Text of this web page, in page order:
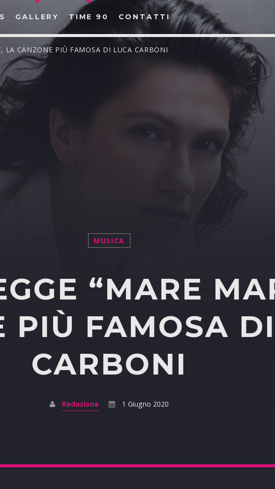
GALLERY TIME 90 CONTATTI
CERCA NEL SITO WEB:
LA CANZONE PIÙ FAMOSA DI LUCA CARBONI
MUSICA
“MARE
PIÙ FAMOSA
CARBONI
Redazione 1 Giugno 2020